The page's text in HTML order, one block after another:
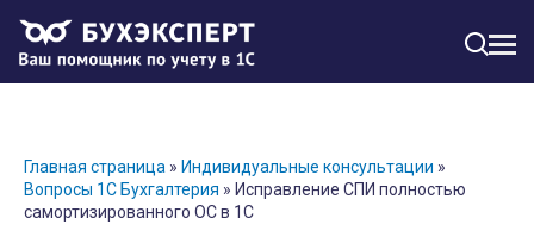
Главная страница » Индивидуальные консультации »
Вопросы 1С Бухгалтерия » Исправление СПИ полностью
самортизированного ОС в 1С